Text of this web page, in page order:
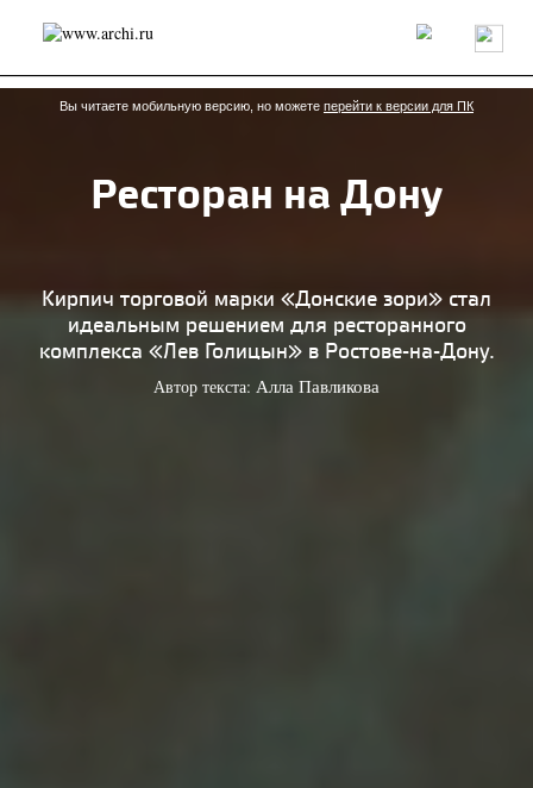
Россия Мир Технологии Интерьер Пресса
Архитекторы
Проекты
Конкурсы События Книги Вакансии
send.project Анонсы конкурсов
Блог
Интервью Исследование
Мнение
Дизайн
Иностранцы в России
Интерьер
Книги
Наследие Образование
Урбанистика
Вы читаете мобильную версию, но можете перейти к версии для ПК
Ресторан на Дону
Кирпич торговой марки «Донские зори» стал
идеальным решением для ресторанного
комплекса «Лев Голицын» в Ростове-на-Дону.
Автор текста: Алла Павликова